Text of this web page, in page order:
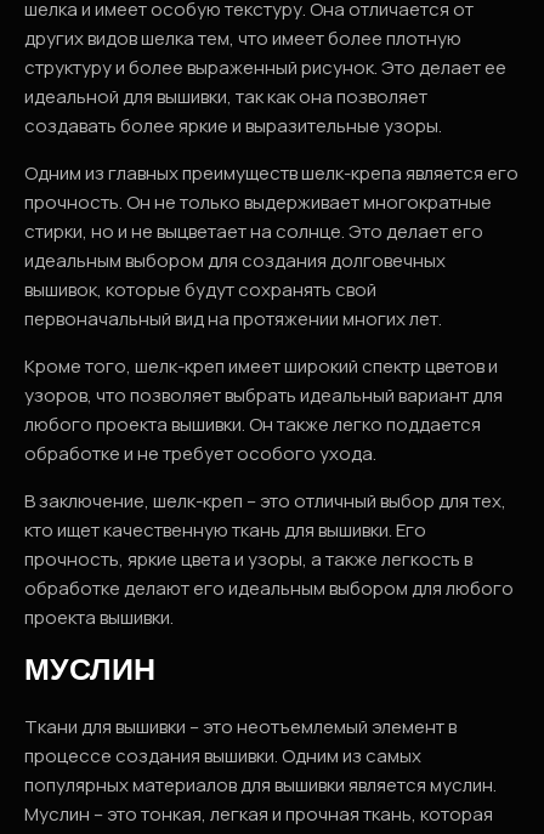
шелка и имеет особую текстуру. Она отличается от
других видов шелка тем, что имеет более плотную
структуру и более выраженный рисунок. Это делает ее
идеальной для вышивки, так как она позволяет
создавать более яркие и выразительные узоры.
Одним из главных преимуществ шелк-крепа является его
прочность. Он не только выдерживает многократные
стирки, но и не выцветает на солнце. Это делает его
идеальным выбором для создания долговечных
вышивок, которые будут сохранять свой
первоначальный вид на протяжении многих лет.
Кроме того, шелк-креп имеет широкий спектр цветов и
узоров, что позволяет выбрать идеальный вариант для
любого проекта вышивки. Он также легко поддается
обработке и не требует особого ухода.
В заключение, шелк-креп – это отличный выбор для тех,
кто ищет качественную ткань для вышивки. Его
прочность, яркие цвета и узоры, а также легкость в
обработке делают его идеальным выбором для любого
проекта вышивки.
МУСЛИН
Ткани для вышивки – это неотъемлемый элемент в
процессе создания вышивки. Одним из самых
популярных материалов для вышивки является муслин.
Муслин – это тонкая, легкая и прочная ткань, которая